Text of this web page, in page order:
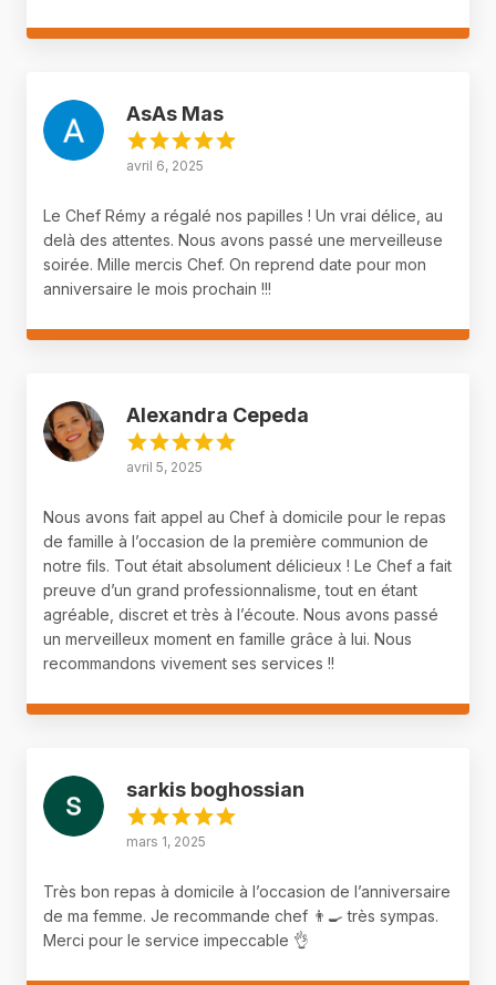
AsAs Mas
avril 6, 2025
Le Chef Rémy a régalé nos papilles ! Un vrai délice, au
delà des attentes. Nous avons passé une merveilleuse
soirée. Mille mercis Chef. On reprend date pour mon
anniversaire le mois prochain !!!
Alexandra Cepeda
avril 5, 2025
Nous avons fait appel au Chef à domicile pour le repas
de famille à l’occasion de la première communion de
notre fils. Tout était absolument délicieux ! Le Chef a fait
preuve d’un grand professionnalisme, tout en étant
agréable, discret et très à l’écoute. Nous avons passé
un merveilleux moment en famille grâce à lui. Nous
recommandons vivement ses services !!
sarkis boghossian
mars 1, 2025
Très bon repas à domicile à l’occasion de l’anniversaire
de ma femme. Je recommande chef 👨‍🍳 très sympas.
Merci pour le service impeccable 👌